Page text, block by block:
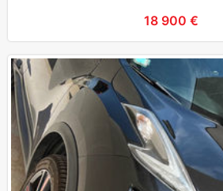
18 900 €